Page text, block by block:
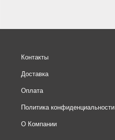
Контакты
Доставка
Оплата
Политика конфиденциальности
О Компании